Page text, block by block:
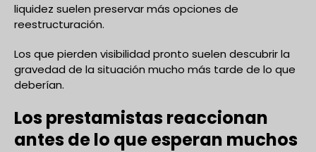
liquidez suelen preservar más opciones de
reestructuración.
Los que pierden visibilidad pronto suelen descubrir la
gravedad de la situación mucho más tarde de lo que
deberían.
Los prestamistas reaccionan
antes de lo que esperan muchos